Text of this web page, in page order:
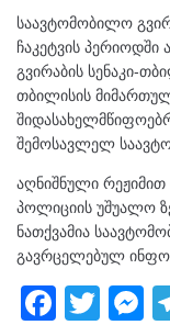
საავტომობილო
ჩაკეტვის პერიოდში
გვირაბის სენაკი-
თბილისის
შემოსავლელ
აღნიშნული
პოლიციის უშუალო
ნათქვამია
გავრცელებულ
F
T